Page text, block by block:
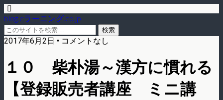
blog.eラーニング.co.jp
2017年6月2日 • コメントなし
１０ 柴朴湯～漢方に慣れる
【登録販売者講座 ミニ講